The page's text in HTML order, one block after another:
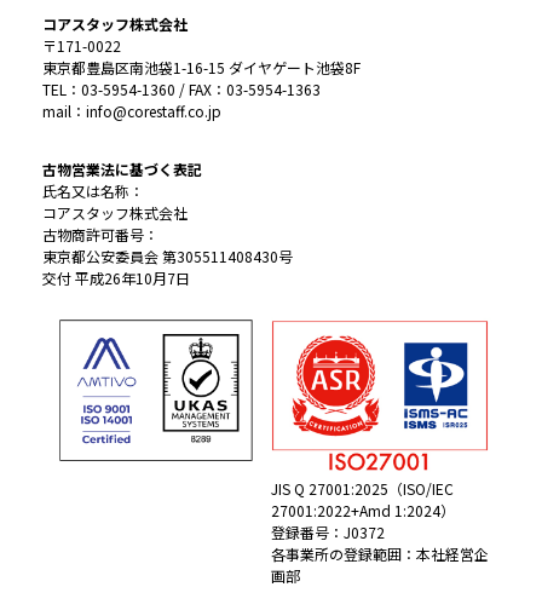
コアスタッフ株式会社
〒171-0022
東京都豊島区南池袋1-16-15 ダイヤゲート池袋8F
TEL：03-5954-1360 / FAX：03-5954-1363
mail：info@corestaff.co.jp
古物営業法に基づく表記
氏名又は名称：
コアスタッフ株式会社
古物商許可番号：
東京都公安委員会 第305511408430号
交付 平成26年10月7日
JIS Q 27001:2025（ISO/IEC
27001:2022+Amd 1:2024）
登録番号：J0372
各事業所の登録範囲：本社経営企
画部